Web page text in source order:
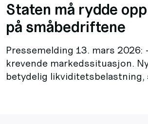
Staten må rydde
på småbedriftene
Pressemelding 13. mars
krevende markedssituasjon.
betydelig